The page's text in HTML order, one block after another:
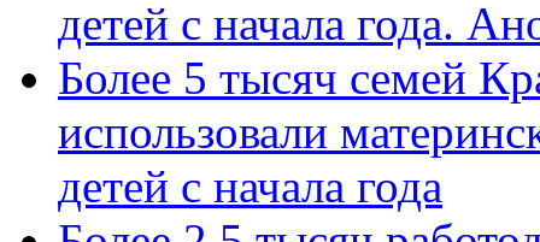
детей с начала года.
Более 5 тысяч семей
использовали
детей с начала года